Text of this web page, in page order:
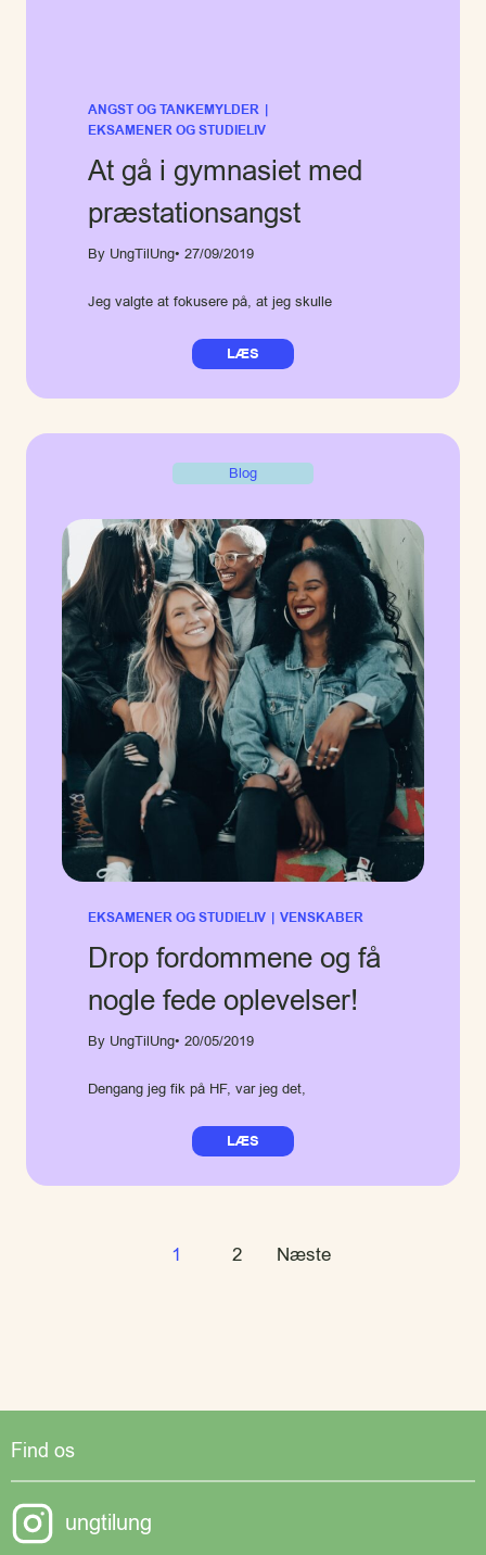
ANGST OG TANKEMYLDER |
EKSAMENER OG STUDIELIV
At gå i gymnasiet med
præstationsangst
By UngTilUng• 27/09/2019
Jeg valgte at fokusere på, at jeg skulle
LÆS
Blog
EKSAMENER OG STUDIELIV | VENSKABER
Drop fordommene og få
nogle fede oplevelser!
By UngTilUng• 20/05/2019
Dengang jeg fik på HF, var jeg det,
LÆS
Posts
1 2 Næste
Find os
ungtilung